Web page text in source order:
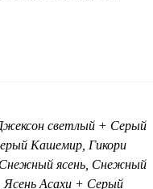
светлый + Серый
Кашемир, Гикори
ясень, Снежный
Ясень Асахи + Серый